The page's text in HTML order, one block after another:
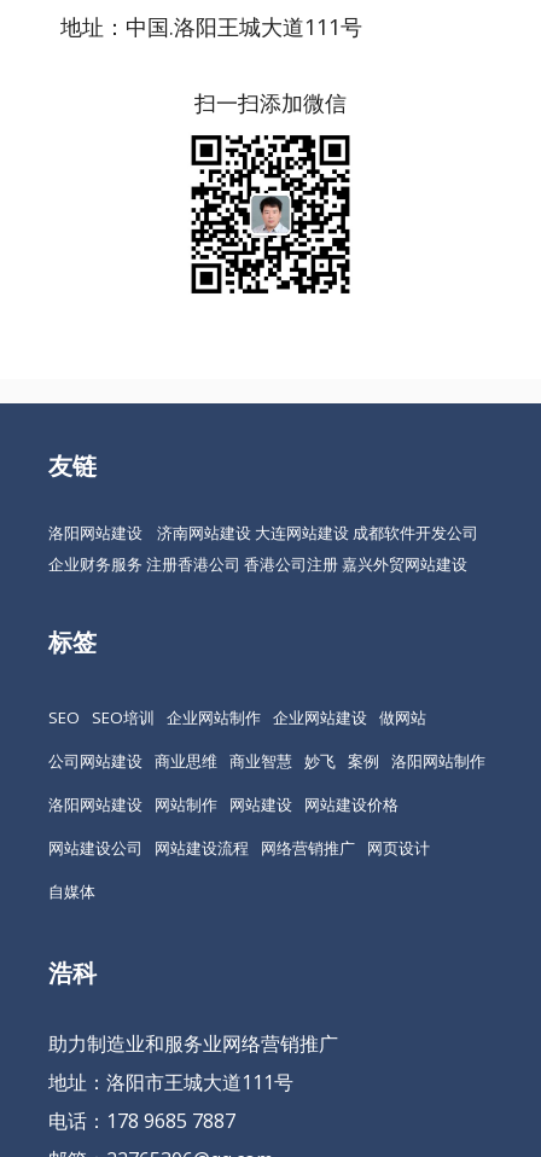
地址：中国.洛阳王城大道111号
扫一扫添加微信
友链
洛阳网站建设 济南网站建设 大连网站建设 成都软件开发公司
企业财务服务 注册香港公司 香港公司注册嘉兴外贸网站建设
标签
SEO SEO培训 企业网站制作 企业网站建设 做网站
公司网站建设 商业思维 商业智慧 妙飞 案例
洛阳网站制作
洛阳网站建设
网站制作 网站建设
网站建设价格
网站建设公司
网站建设流程 网络营销推广
网页设计
自媒体
浩科
助力制造业和服务业网络营销推广
地址：洛阳市王城大道111号
电话：178 9685 7887